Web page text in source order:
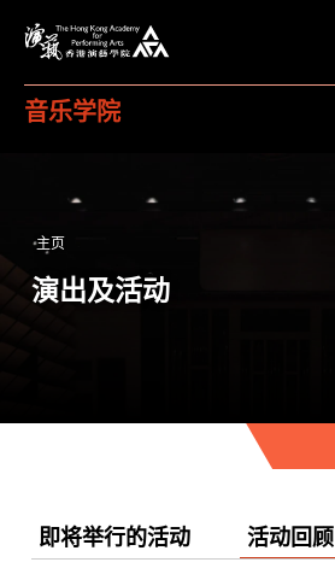
音乐学院
主页
演出及活动
即将举行的活动 活动回顾